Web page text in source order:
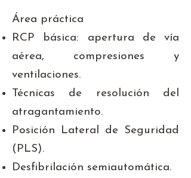
Área práctica
RCP básica: apertura de vía
aérea, compresiones y
ventilaciones.
Técnicas de resolución del
atragantamiento.
Posición Lateral de Seguridad
(PLS).
Desfibrilación semiautomática.